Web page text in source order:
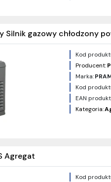
gazowy chłodzony
Kod
Producent:
Marka:
Kod
EAN
Kategoria:
Agregat
Kod